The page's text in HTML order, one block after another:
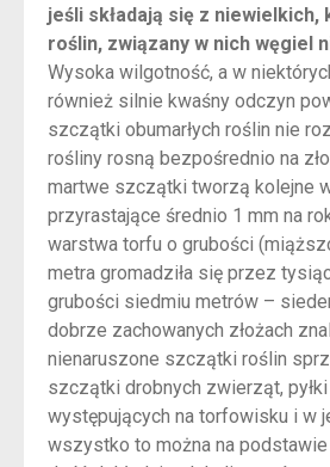
jeśli składają się z
roślin, związany w nich węgiel
Wysoka wilgotność, a w
również silnie kwaśny odczyn
szczątki obumarłych roślin nie
rośliny rosną bezpośrednio na
martwe szczątki tworzą kolejne
przyrastające średnio 1 mm na
warstwa torfu o grubości
metra gromadziła się przez
grubości siedmiu metrów –
dobrze zachowanych złożach
nienaruszone szczątki roślin
szczątki drobnych zwierząt,
występujących na torfowisku i w
wszystko to można na podstawie